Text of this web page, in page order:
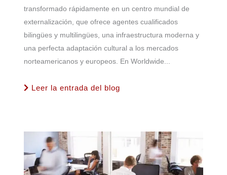
transformado rápidamente en un centro mundial de
externalización, que ofrece agentes cualificados
bilingües y multilingües, una infraestructura moderna y
una perfecta adaptación cultural a los mercados
norteamericanos y europeos. En Worldwide...
Leer la entrada del blog